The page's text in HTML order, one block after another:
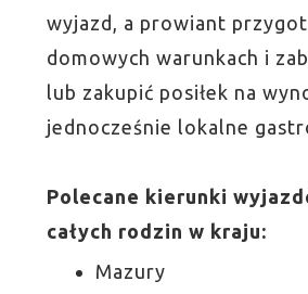
wyjazd, a prowiant
domowych warunkach i
lub zakupić posiłek na
jednocześnie lokalne
Polecane kierunki
całych rodzin w kraju:
Mazury